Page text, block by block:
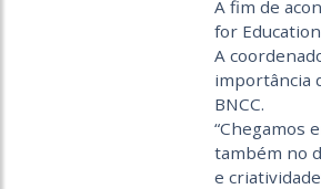
A fim de
for
A
importância
BNCC.
“Chegamos
também no
e